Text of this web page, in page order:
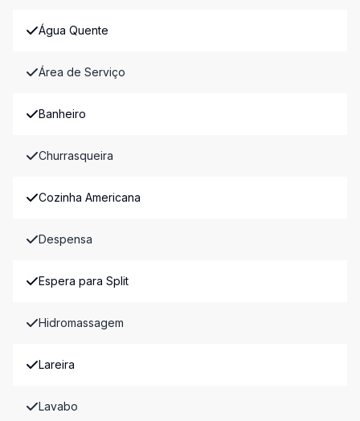
Água Quente
Área de Serviço
Banheiro
Churrasqueira
Cozinha Americana
Despensa
Espera para Split
Hidromassagem
Lareira
Lavabo